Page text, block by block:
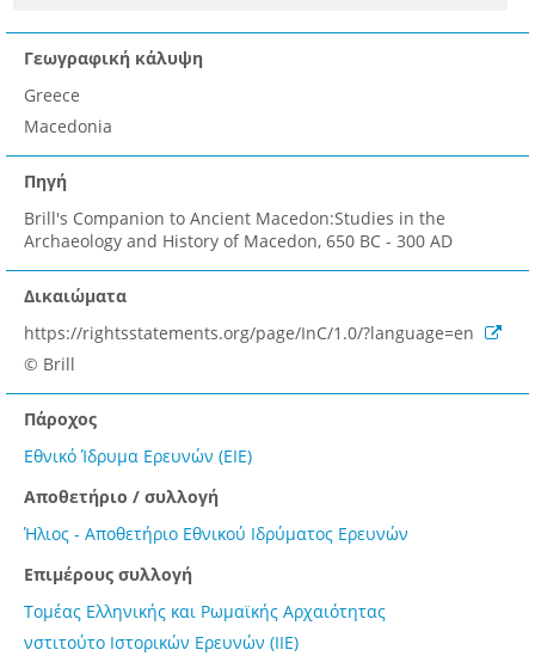
Γεωγραφική κάλυψη
Greece
Macedonia
Πηγή
Brill's Companion to Ancient Macedon:Studies in the
Archaeology and History of Macedon, 650 BC - 300 AD
Δικαιώματα
https://rightsstatements.org/page/InC/1.0/?language=en
© Brill
Πάροχος
Εθνικό Ίδρυμα Ερευνών (ΕΙΕ)
Αποθετήριο / συλλογή
Ήλιος - Αποθετήριο Εθνικού Ιδρύματος Ερευνών
Επιμέρους συλλογή
Τομέας Ελληνικής και Ρωμαϊκής Αρχαιότητας
νστιτούτο Ιστορικών Ερευνών (ΙΙΕ)